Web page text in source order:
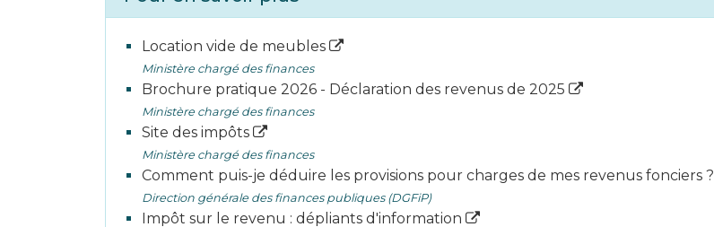
Location vide de meubles
Ministère chargé des finances
Brochure pratique 2026 - Déclaration des revenus de 2025
Ministère chargé des finances
Site des impôts
Ministère chargé des finances
Comment puis-je déduire les provisions pour charges de mes revenus fonciers ?
Direction générale des finances publiques (DGFiP)
Impôt sur le revenu : dépliants d'information